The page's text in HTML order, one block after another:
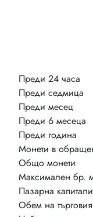
Преди 24 часа
Преди седмица
Преди месец
Преди 6 месеца
Преди година
Монети в
Общо монети
Максимален бр.
Пазарна
Обем на